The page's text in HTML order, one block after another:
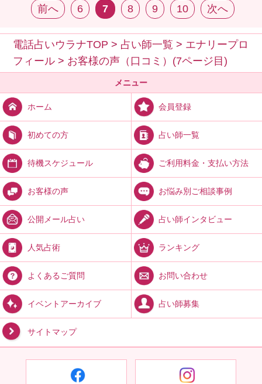
前へ 6 7 8 9 10 次へ
電話占いウラナTOP > 占い師一覧 > エナリープロ
フィール > お客様の声（口コミ）(7ページ目)
メニュー
ホーム 会員登録
初めての方 占い師一覧
待機スケジュール ご利用料金・支払い方法
お客様の声 お悩み別ご相談事例
公開メール占い 占い師インタビュー
人気占術 ランキング
よくあるご質問 お問い合わせ
イベントアーカイブ 占い師募集
サイトマップ